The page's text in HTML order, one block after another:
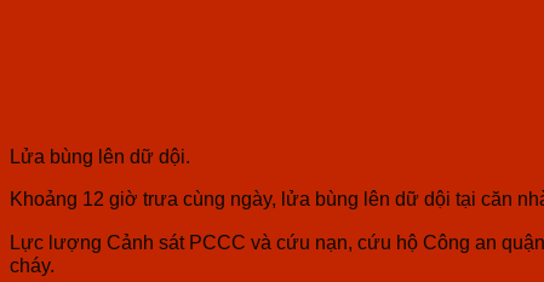
Lửa bùng lên dữ dội.
Khoảng 12 giờ trưa cùng ngày, lửa bùng lên dữ dội tại căn
Lực lượng Cảnh sát PCCC và cứu nạn, cứu hộ Công an
cháy.